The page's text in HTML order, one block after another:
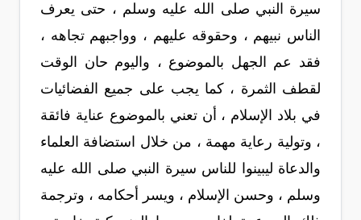
سيرة النبي صلى الله عليه وسلم ، حتى يعرف
الناس نبيهم ، وحقوقه عليهم ، وواجبهم تجاهه ،
فقد عم الجهل بالموضوع ، واليوم حان الوقت
لقطف الثمرة ، كما يجب على جميع الفضائيات
في بلاد الإسلام ، أن تعني بالموضوع عناية فائقة
، وتولية رعاية مهمة ، من خلال استضافة العلماء
والدعاة ليبينوا للناس سيرة النبي صلى الله عليه
وسلم ، وحسن الإسلام ، ويسر أحكامه ، وترجمة